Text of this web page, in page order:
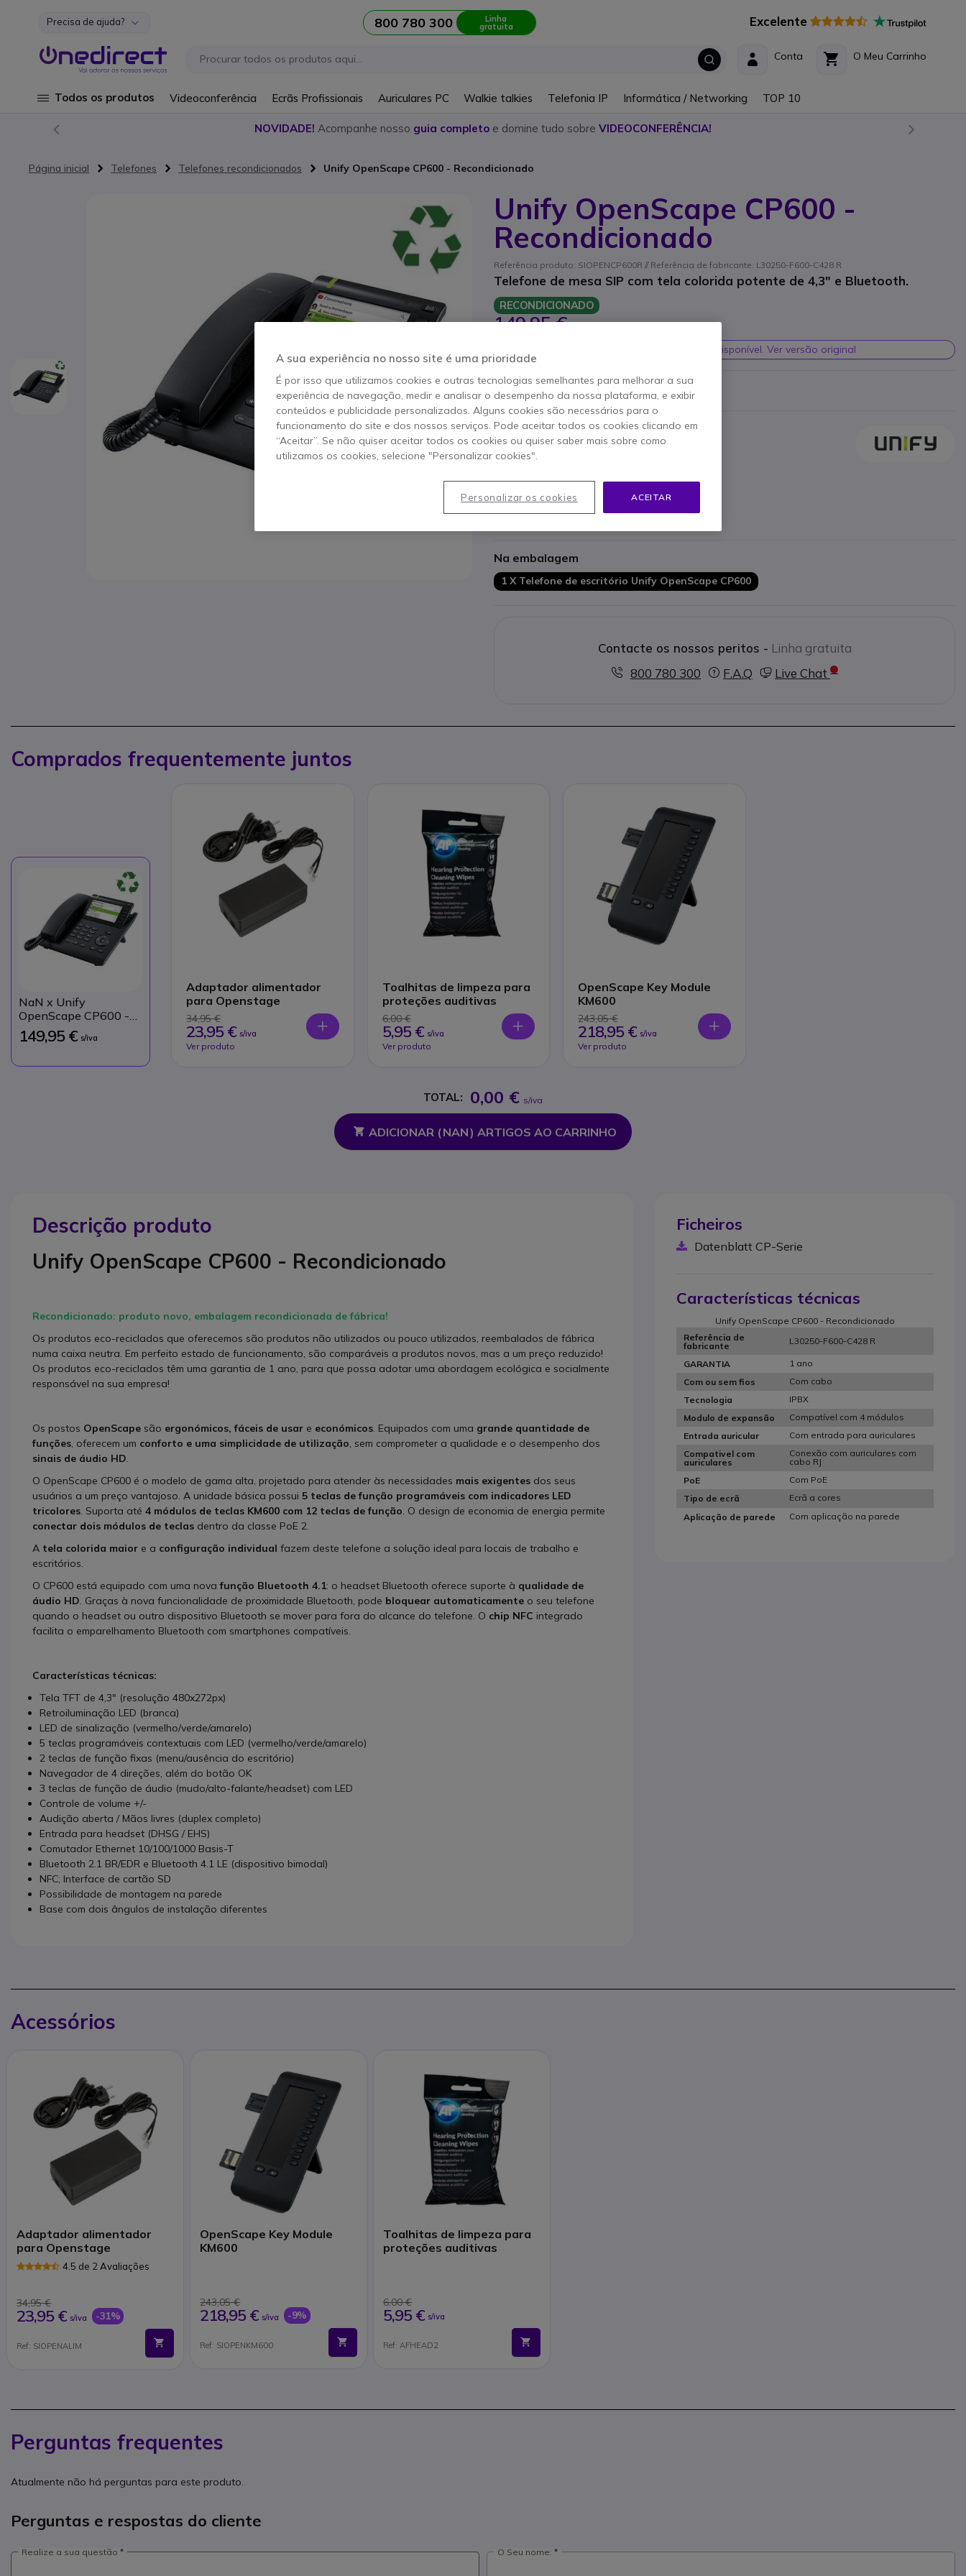
Ir para o Conteúdo
Precisa de ajuda? 800 780 300 Linha
gratuita Excelente
O Meu Carrinho
Conta
Todos os produtos Videoconferência Ecrãs Profissionais Auriculares PC Walkie talkies Telefonia IP Informática / Networking TOP 10
NOVIDADE! Acompanhe nosso guia completo e domine tudo sobre VIDEOCONFERÊNCIA!
Página inicial Telefones Telefones recondicionados Unify OpenScape CP600 - Recondicionado
Unify OpenScape CP600 -
Recondicionado
Referência produto: SIOPENCP600R // Referência de fabricante: L30250-F600-C428 R
Telefone de mesa SIP com tela colorida potente de 4,3" e Bluetooth.
RECONDICIONADO
149,95 € s/iva
Versão recondicionada indisponível. Ver versão original
1 ano de garantia do fabricante
Características principais
Ecrã colorido
InterfaceNFC, cartão SD
5 botões programáveis com LED
4 teclas de navegaçãonos menus
Ethernet 10/100/1000
Produto recondicionado
Na embalagem
1 X Telefone de escritório Unify OpenScape CP600
Contacte os nossos peritos - Linha gratuita
800 780 300
F.A.Q Live Chat
Comprados frequentemente juntos
NaN x Unify
OpenScape CP600 -
Recondicionado
149,95 € s/iva
Adaptador alimentador
para Openstage
34,95 €
23,95 € s/iva
Ver produto
Toalhitas de limpeza para
proteções auditivas
6,00 €
5,95 € s/iva
Ver produto
OpenScape Key Module
KM600
243,05 €
218,95 € s/iva
Ver produto
TOTAL: 0,00 € s/iva
ADICIONAR (NAN) ARTIGOS AO CARRINHO
Descrição produto
Unify OpenScape CP600 - Recondicionado
Recondicionado: produto novo, embalagem recondicionada de fábrica!
Os produtos eco-reciclados que oferecemos são produtos não utilizados ou pouco utilizados, reembalados de fábrica
numa caixa neutra. Em perfeito estado de funcionamento, são comparáveis a produtos novos, mas a um preço reduzido!
Os produtos eco-reciclados têm uma garantia de 1 ano, para que possa adotar uma abordagem ecológica e socialmente
responsável na sua empresa!
Os postos OpenScape são ergonómicos, fáceis de usar e económicos. Equipados com uma grande quantidade de
funções, oferecem um conforto e uma simplicidade de utilização, sem comprometer a qualidade e o desempenho dos
sinais de áudio HD.
O OpenScape CP600 é o modelo de gama alta, projetado para atender às necessidades mais exigentes dos seus
usuários a um preço vantajoso. A unidade básica possui 5 teclas de função programáveis com indicadores LED
tricolores. Suporta até 4 módulos de teclas KM600 com 12 teclas de função. O design de economia de energia permite
conectar dois módulos de teclas dentro da classe PoE 2.
A tela colorida maior e a configuração individual fazem deste telefone a solução ideal para locais de trabalho e
escritórios.
O CP600 está equipado com uma novafunção Bluetooth 4.1: o headset Bluetooth oferece suporte à qualidade de
áudio HD. Graças à nova funcionalidade de proximidade Bluetooth, pode bloquear automaticamente o seu telefone
quando o headset ou outro dispositivo Bluetooth se mover para fora do alcance do telefone. O chip NFC integrado
facilita o emparelhamento Bluetooth com smartphones compatíveis.
Características técnicas:
Tela TFT de 4,3" (resolução 480x272px)
Retroiluminação LED (branca)
LED de sinalização (vermelho/verde/amarelo)
5 teclas programáveis contextuais com LED (vermelho/verde/amarelo)
2 teclas de função fixas (menu/ausência do escritório)
Navegador de 4 direções, além do botão OK
3 teclas de função de áudio (mudo/alto-falante/headset) com LED
Controle de volume +/-
Audição aberta / Mãos livres (duplex completo)
Entrada para headset (DHSG / EHS)
Comutador Ethernet 10/100/1000 Basis-T
Bluetooth 2.1 BR/EDR e Bluetooth 4.1 LE (dispositivo bimodal)
NFC; Interface de cartão SD
Possibilidade de montagem na parede
Base com dois ângulos de instalação diferentes
Ficheiros
Datenblatt CP-Serie
Características técnicas
Unify OpenScape CP600 - Recondicionado
Referência de
fabricante
L30250-F600-C428 R
GARANTIA
1 ano
Com ou sem fios
Com cabo
Tecnologia
IPBX
Modulo de expansão
Compatível com 4 módulos
Entrada auricular
Com entrada para auriculares
Compativel com
auriculares
Conexão com auriculares com
cabo RJ
PoE
Com PoE
Tipo de ecrã
Ecrã a cores
Aplicação de parede
Com aplicação na parede
Acessórios
Adaptador alimentador
para Openstage
4.5 de 2 Avaliações
34,95 €
23,95 € s/iva -31%
Ref: SIOPENALIM
OpenScape Key Module
KM600
243,05 €
218,95 € s/iva -9%
Ref: SIOPENKM600
Toalhitas de limpeza para
proteções auditivas
6,00 €
5,95 € s/iva
Ref: AFHEAD2
Perguntas frequentes
Atualmente não há perguntas para este produto.
Perguntas e respostas do cliente
Realize a sua questão O Seu nome:
A sua experiência no nosso site é uma prioridade
É por isso que utilizamos cookies e outras tecnologias semelhantes para melhorar a sua
experiência de navegação, medir e analisar o desempenho da nossa plataforma, e exibir
conteúdos e publicidade personalizados. Alguns cookies são necessários para o
funcionamento do site e dos nossos serviços. Pode aceitar todos os cookies clicando em
“Aceitar”. Se não quiser aceitar todos os cookies ou quiser saber mais sobre como
utilizamos os cookies, selecione "Personalizar cookies".
ACEITAR
Personalizar os cookies